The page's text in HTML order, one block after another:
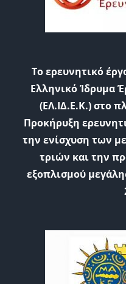
Το ερευνητικό
Ελληνικό Ίδρυμα
(ΕΛ.ΙΔ.Ε.Κ.) στο
Προκήρυξη
την ενίσχυση των
τριών και την
εξοπλισμού